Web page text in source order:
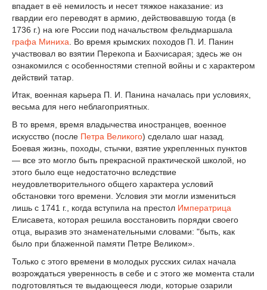
впадает в её немилость и несет тяжкое наказание: из
гвардии его переводят в армию, действовавшую тогда (в
1736 г.) на юге России под начальством фельдмаршала
графа Миниха . Во время крымских походов П. И. Панин
участвовал во взятии Перекопа и Бахчисарая; здесь же он
ознакомился с особенностями степной войны и с характером
действий татар.
Итак, военная карьера П. И. Панина началась при условиях,
весьма для него неблагоприятных.
В то время, время владычества иностранцев, военное
искусство (после Петра Великого) сделало шаг назад.
Боевая жизнь, походы, стычки, взятие укрепленных пунктов
— все это могло быть прекрасной практической школой, но
этого было еще недостаточно вследствие
неудовлетворительного общего характера условий
обстановки того времени. Условия эти могли измениться
лишь с 1741 г., когда вступила на престол Императрица
Елисавета, которая решила восстановить порядки своего
отца, выразив это знаменательными словами: "быть, как
было при блаженной памяти Петре Великом».
Только с этого времени в молодых русских силах начала
возрождаться уверенность в себе и с этого же момента стали
подготовляться те выдающееся люди, которые озарили